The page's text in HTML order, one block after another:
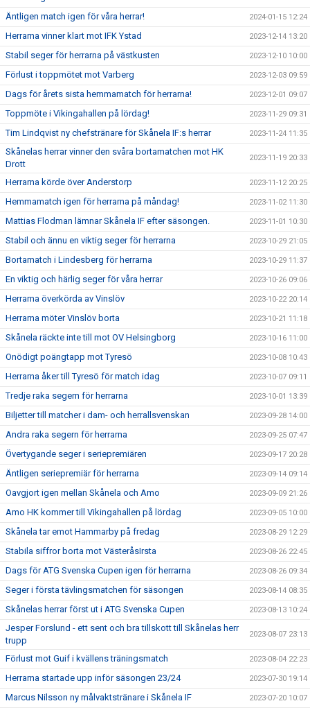
Äntligen match igen för våra herrar! 2024-01-15 12:24
Herrarna vinner klart mot IFK Ystad 2023-12-14 13:20
Stabil seger för herrarna på västkusten 2023-12-10 10:00
Förlust i toppmötet mot Varberg 2023-12-03 09:59
Dags för årets sista hemmamatch för herrarna! 2023-12-01 09:07
Toppmöte i Vikingahallen på lördag! 2023-11-29 09:31
Tim Lindqvist ny chefstränare för Skånela IF:s herrar 2023-11-24 11:35
Skånelas herrar vinner den svåra bortamatchen mot HK
Drott
2023-11-19 20:33
Herrarna körde över Anderstorp 2023-11-12 20:25
Hemmamatch igen för herrarna på måndag! 2023-11-02 11:30
Mattias Flodman lämnar Skånela IF efter säsongen. 2023-11-01 10:30
Stabil och ännu en viktig seger för herrarna 2023-10-29 21:05
Bortamatch i Lindesberg för herrarna 2023-10-29 11:37
En viktig och härlig seger för våra herrar 2023-10-26 09:06
Herrarna överkörda av Vinslöv 2023-10-22 20:14
Herrarna möter Vinslöv borta 2023-10-21 11:18
Skånela räckte inte till mot OV Helsingborg 2023-10-16 11:00
Onödigt poängtapp mot Tyresö 2023-10-08 10:43
Herrarna åker till Tyresö för match idag 2023-10-07 09:11
Tredje raka segern för herrarna 2023-10-01 13:39
Biljetter till matcher i dam- och herrallsvenskan 2023-09-28 14:00
Andra raka segern för herrarna 2023-09-25 07:47
Övertygande seger i seriepremiären 2023-09-17 20:28
Äntligen seriepremiär för herrarna 2023-09-14 09:14
Oavgjort igen mellan Skånela och Amo 2023-09-09 21:26
Amo HK kommer till Vikingahallen på lördag 2023-09-05 10:00
Skånela tar emot Hammarby på fredag 2023-08-29 12:29
Stabila siffror borta mot VästeråsIrsta 2023-08-26 22:45
Dags för ATG Svenska Cupen igen för herrarna 2023-08-26 09:34
Seger i första tävlingsmatchen för säsongen 2023-08-14 08:35
Skånelas herrar först ut i ATG Svenska Cupen 2023-08-13 10:24
Jesper Forslund - ett sent och bra tillskott till Skånelas herr
trupp
2023-08-07 23:13
Förlust mot Guif i kvällens träningsmatch 2023-08-04 22:23
Herrarna startade upp inför säsongen 23/24 2023-07-30 19:14
Marcus Nilsson ny målvaktstränare i Skånela IF 2023-07-20 10:07